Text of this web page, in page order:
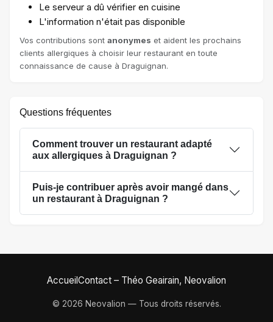
Le serveur a dû vérifier en cuisine
L'information n'était pas disponible
Vos contributions sont anonymes et aident les prochains
clients allergiques à choisir leur restaurant en toute
connaissance de cause à Draguignan.
Questions fréquentes
Comment trouver un restaurant adapté
aux allergiques à Draguignan ?
Puis-je contribuer après avoir mangé dans
un restaurant à Draguignan ?
AccueilContact – Théo Geairain, Neovalion
© 2026 Neovalion — Tous droits réservés.